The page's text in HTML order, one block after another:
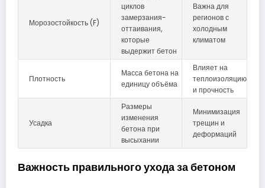
Морозостойкость (F)
циклов
замерзания-
оттаивания,
которые
выдержит бетон
Важна для
регионов с
холодным
климатом
Плотность
Масса бетона на
единицу объёма
Влияет на
теплоизоляцию
и прочность
Усадка
Размеры
изменения
бетона при
высыхании
Минимизация
трещин и
деформаций
Важность правильного ухода за бетоном